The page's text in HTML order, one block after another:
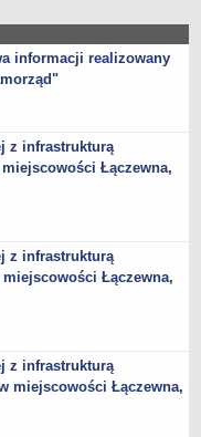
stałego
Urzędu Gminy Boniewo
informacji realizowany
z infrastrukturą
Łączewna,
z infrastrukturą
miejscowości Łączewna,
z infrastrukturą
miejscowości Łączewna,